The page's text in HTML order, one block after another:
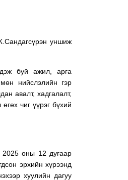
уншиж
буй ажил, арга
нийслэлийн гэр
авалт, хадгалалт,
чиг үүрэг бүхий
2025 оны 12 дугаар
эрхийн хүрээнд
хуулийн дагуу